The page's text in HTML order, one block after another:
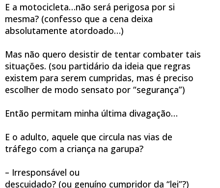
E a motocicleta…não será perigosa por si
mesma? (confesso que a cena deixa
absolutamente atordoado…)
Mas não quero desistir de tentar combater tais
situações. (sou partidário da ideia que regras
existem para serem cumpridas, mas é preciso
escolher de modo sensato por “segurança”)
Então permitam minha última divagação…
E o adulto, aquele que circula nas vias de
tráfego com a criança na garupa?
– Irresponsável ou
descuidado? (ou genuíno cumpridor da “lei”?)